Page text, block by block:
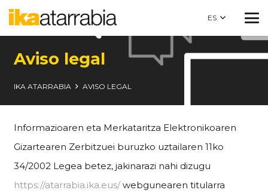
ES
Aviso legal
IKA ATARRABIA AVISO LEGAL
Informazioaren eta Merkataritza Elektronikoaren
Gizartearen Zerbitzuei buruzko uztailaren 11ko
34/2002 Legea betez, jakinarazi nahi dizugu
https://atarrabia.ika.eus/webgunearen titularra